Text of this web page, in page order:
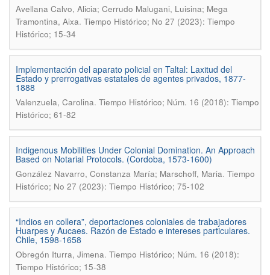
Avellana Calvo, Alicia; Cerrudo Malugani, Luisina; Mega
Tramontina, Aixa. Tiempo Histórico; No 27 (2023): Tiempo
Histórico; 15-34
Implementación del aparato policial en Taltal: Laxitud del
Estado y prerrogativas estatales de agentes privados, 1877-
1888
Valenzuela, Carolina. Tiempo Histórico; Núm. 16 (2018): Tiempo
Histórico; 61-82
Indigenous Mobilities Under Colonial Domination. An Approach
Based on Notarial Protocols. (Cordoba, 1573-1600)
González Navarro, Constanza María; Marschoff, Maria. Tiempo
Histórico; No 27 (2023): Tiempo Histórico; 75-102
“Indios en collera”, deportaciones coloniales de trabajadores
Huarpes y Aucaes. Razón de Estado e intereses particulares.
Chile, 1598-1658
Obregón Iturra, Jimena. Tiempo Histórico; Núm. 16 (2018):
Tiempo Histórico; 15-38